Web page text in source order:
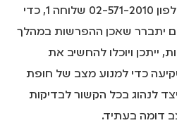
טלפונית לבית ההוראה בטלפון 02-571-2010 שלוחה 1, כדי
יתברר שאכן ההפרשות במהלך
ייתכן ויוכלו להחשיב את
כדי למנוע מצב של חופת
לנהוג בכל הקשור לבדיקות
דומה בעתיד.